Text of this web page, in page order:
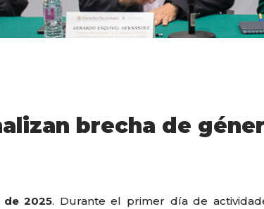
brecha de
de 2025. Durante el primer día de